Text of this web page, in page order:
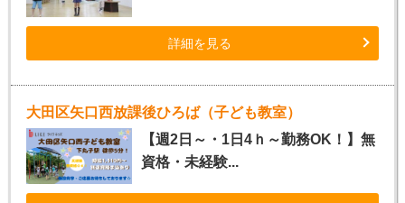
詳細を見る
大田区矢口西放課後ひろば（子ども教室）
【週2日～・1日4ｈ～勤務OK！】無
資格・未経験...